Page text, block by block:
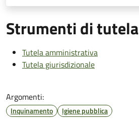
Strumenti di tutela
Tutela amministrativa
Tutela giurisdizionale
Argomenti:
Inquinamento Igiene pubblica